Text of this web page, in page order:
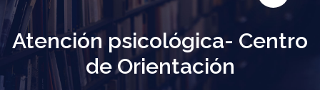
Atención psicológica- Centro
de Orientación